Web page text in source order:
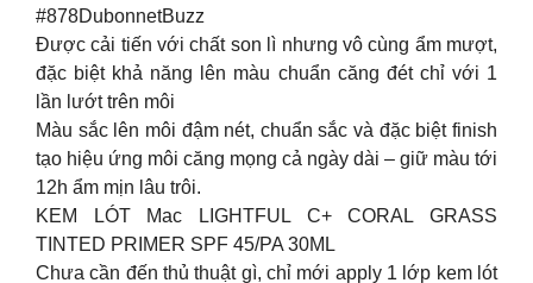
#878DubonnetBuzz
Được cải tiến với chất son lì nhưng vô cùng ẩm mượt,
đặc biệt khả năng lên màu chuẩn căng đét chỉ với 1
lần lướt trên môi
Màu sắc lên môi đậm nét, chuẩn sắc và đặc biệt finish
tạo hiệu ứng môi căng mọng cả ngày dài – giữ màu tới
12h ẩm mịn lâu trôi.
KEM LÓT Mac LIGHTFUL C+ CORAL GRASS
TINTED PRIMER SPF 45/PA 30ML
Chưa cần đến thủ thuật gì, chỉ mới apply 1 lớp kem lót